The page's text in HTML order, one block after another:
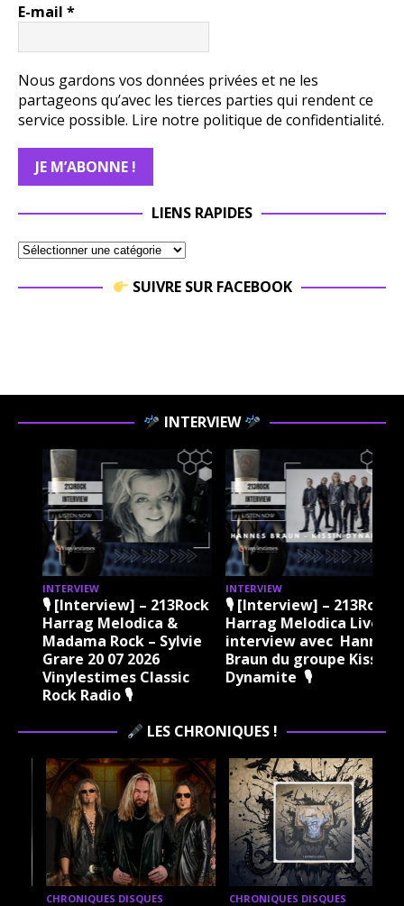
E-mail *
Nous gardons vos données privées et ne les
partageons qu’avec les tierces parties qui rendent ce
service possible. Lire notre politique de confidentialité.
LIENS RAPIDES
SUIVRE SUR FACEBOOK
INTERVIEW
INTERVIEW
🎙 [Interview] – 213Rock
Harrag Melodica &
Madama Rock – Sylvie
Grare 20 07 2026
Vinylestimes Classic
Rock Radio 🎙
INTERVIEW
🎙 [Interview] – 213Rock
Harrag Melodica Live
interview avec Hannes
Braun du groupe Kissin
Dynamite 🎙
LES CHRONIQUES !
CHRONIQUES DISQUES CHRONIQUES DISQUES